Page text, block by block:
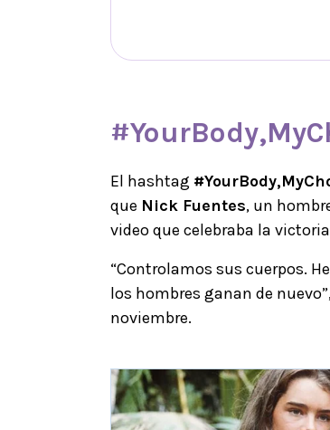
El hashtag
que Nick Fuentes, un
video que celebraba la
“Controlamos sus cuerpos.
los hombres ganan de
noviembre.